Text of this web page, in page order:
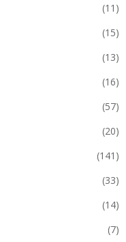
(11)
(15)
(13)
(16)
(57)
(20)
(141)
(33)
(14)
(7)